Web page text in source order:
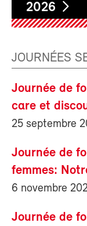
2026
JOURNÉES
Journée de
care et
25 septembre
Journée de
femmes:
6 novembre
Journée de